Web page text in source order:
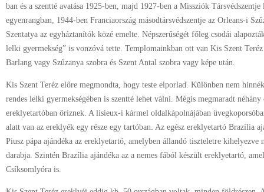
ban és a szentté avatása 1925-ben, majd 1927-ben a Missziók
egyenrangban, 1944-ben Franciaország másodtársvédszentje az Orleans-i
Szentatya az egyháztanítók közé emelte. Népszerűségét főleg csodái
lelki gyermekség” is vonzóvá tette. Templomainkban ott van Kis Szent
Barlang vagy Szűzanya szobra és Szent Antal szobra vagy képe után.
Kis Szent Teréz előre megmondta, hogy teste elporlad. Különben nem
rendes lelki gyermekségében is szentté lehet válni. Mégis megmaradt
ereklyetartóban őriznek. A lisieux-i kármel oldalkápolnájában
alatt van az ereklyék egy része egy tartóban. Az egész ereklyetartó Brazília
Piusz pápa ajándéka az ereklyetartó, amelyben állandó tiszteletre kihelyezve
darabja. Szintén Brazília ajándéka az a nemes fából készült ereklyetartó,
Csíksomlyóra is.